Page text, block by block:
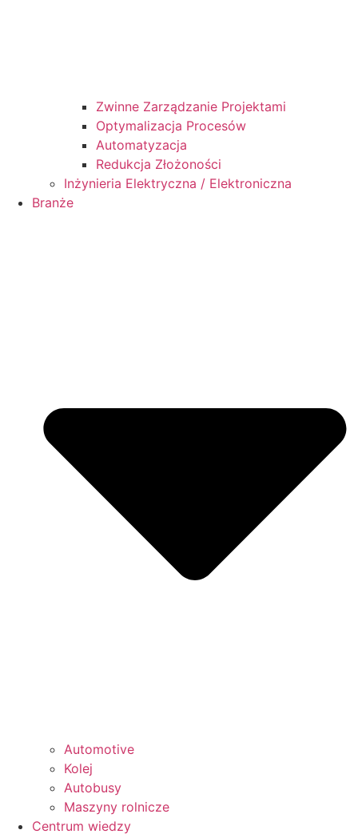
Zwinne Zarządzanie Projektami
Optymalizacja Procesów
Automatyzacja
Redukcja Złożoności
Inżynieria Elektryczna / Elektroniczna
Branże
Automotive
Kolej
Autobusy
Maszyny rolnicze
Centrum wiedzy